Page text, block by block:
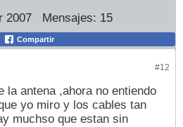
2007 Mensajes: 15
Compartir
#12
la antena ,ahora no entiendo
yo miro y los cables tan
muchso que estan sin